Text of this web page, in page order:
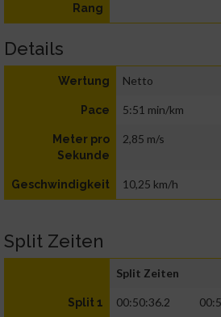
Rang
Details
Wertung Netto
Pace 5:51 min/km
Meter pro
Sekunde
2,85 m/s
Geschwindigkeit 10,25 km/h
Split Zeiten
Split Zeiten
Split 1 00:50:36.2